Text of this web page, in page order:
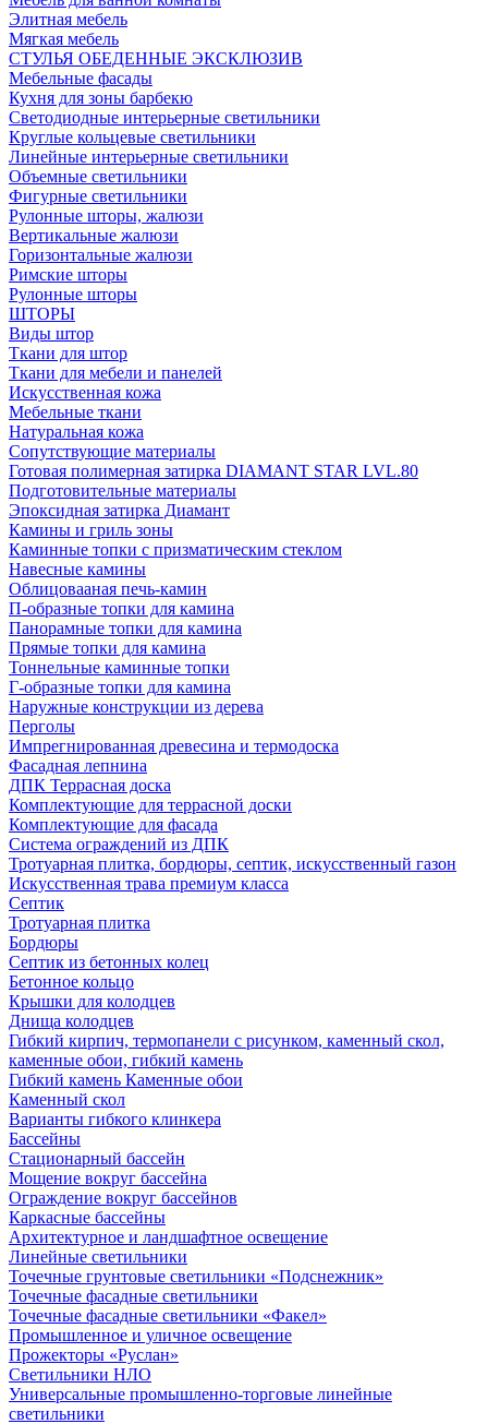
Элитная мебель
Мягкая мебель
СТУЛЬЯ ОБЕДЕННЫЕ ЭКСКЛЮЗИВ
Мебельные фасады
Кухня для зоны барбекю
Светодиодные интерьерные светильники
Круглые кольцевые светильники
Линейные интерьерные светильники
Объемные светильники
Фигурные светильники
Рулонные шторы, жалюзи
Вертикальные жалюзи
Горизонтальные жалюзи
Римские шторы
Рулонные шторы
ШТОРЫ
Виды штор
Ткани для штор
Ткани для мебели и панелей
Искусственная кожа
Мебельные ткани
Натуральная кожа
Сопутствующие материалы
Готовая полимерная затирка DIAMANT STAR LVL.80
Подготовительные материалы
Эпоксидная затирка Диамант
Камины и гриль зоны
Каминные топки с призматическим стеклом
Навесные камины
Облицовааная печь-камин
П-образные топки для камина
Панорамные топки для камина
Прямые топки для камина
Тоннельные каминные топки
Г-образные топки для камина
Наружные конструкции из дерева
Перголы
Импрегнированная древесина и термодоска
Фасадная лепнина
ДПК Террасная доска
Комплектующие для террасной доски
Комплектующие для фасада
Система ограждений из ДПК
Тротуарная плитка, бордюры, септик, искусственный газон
Искусственная трава премиум класса
Септик
Тротуарная плитка
Бордюры
Септик из бетонных колец
Бетонное кольцо
Крышки для колодцев
Днища колодцев
Гибкий кирпич, термопанели с рисунком, каменный скол,
каменные обои, гибкий камень
Гибкий камень Каменные обои
Каменный скол
Варианты гибкого клинкера
Бассейны
Стационарный бассейн
Мощение вокруг бассейна
Ограждение вокруг бассейнов
Каркасные бассейны
Архитектурное и ландшафтное освещение
Линейные светильники
Точечные грунтовые светильники «Подснежник»
Точечные фасадные светильники
Точечные фасадные светильники «Факел»
Промышленное и уличное освещение
Прожекторы «Руслан»
Светильники НЛО
Универсальные промышленно-торговые линейные
светильники